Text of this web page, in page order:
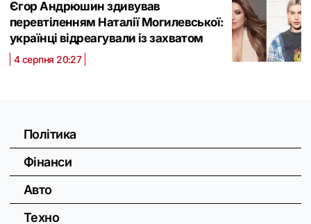
Єгор Андрюшин здивував
перевтіленням Наталії Могилевської:
українці відреагували із захватом
4 серпня 20:27
Політика
Фінанси
Авто
Техно